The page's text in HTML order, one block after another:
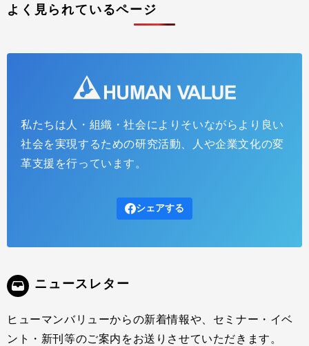
よく見られているページ
私たちは人・組織・社会によりそいながらより良い
社会を実現するための研究活動、人や企業文化の変
革支援を行っています。
シェアする
ニュースレター
ヒューマンバリューからの新着情報や、セミナー・イベ
ント・新刊等のご案内をお送りさせていただきます。